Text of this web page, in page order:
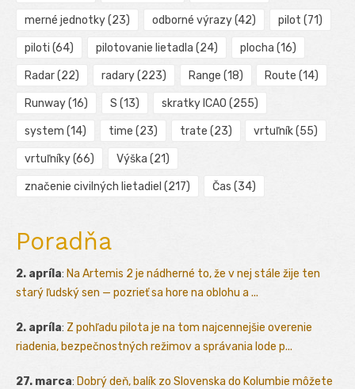
merné jednotky(23) odborné výrazy(42) pilot (71)
piloti (64) pilotovanie lietadla (24) plocha (16)
Radar(22) radary(223) Range (18) Route (14)
Runway(16) S (13) skratky ICAO (255)
system (14) time (23) trate (23) vrtuľník(55)
vrtuľníky(66) Výška (21)
značenie civilných lietadiel (217) Čas (34)
Poradňa
2. apríla: Na Artemis 2 je nádherné to, že v nej stále žije ten
starý ľudský sen — pozrieť sa hore na oblohu a ...
2. apríla: Z pohľadu pilota je na tom najcennejšie overenie
riadenia, bezpečnostných režimov a správania lode p...
27. marca: Dobrý deň, balík zo Slovenska do Kolumbie môžete